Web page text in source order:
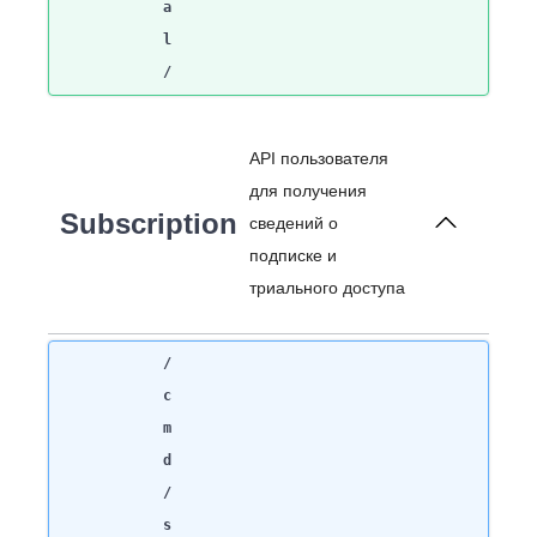
a
l
/
Subscription
API пользователя
для получения
сведений о
подписке и
триального доступа
/
c
m
d
/
s